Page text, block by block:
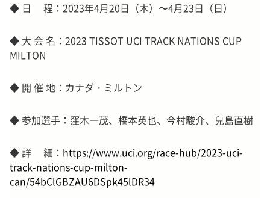
◆ 日 程：2023年4月20日（木）〜4月23日（日）
◆ 大 会 名：2023 TISSOT UCI TRACK NATIONS CUP
MILTON
◆ 開 催 地：カナダ・ミルトン
◆ 参加選手：窪木一茂、橋本英也、今村駿介、兒島直樹
◆ 詳 細： https://www.uci.org/race-hub/2023-uci-
track-nations-cup-milton-
can/54bClGBZAU6DSpk45lDR34